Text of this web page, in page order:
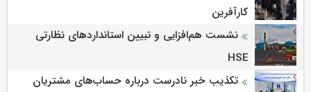
کارآفرین
نشست هم‌افزایی و تبیین استانداردهای نظارتی
HSE
تکذیب خبر نادرست درباره حساب‌های مشتریان